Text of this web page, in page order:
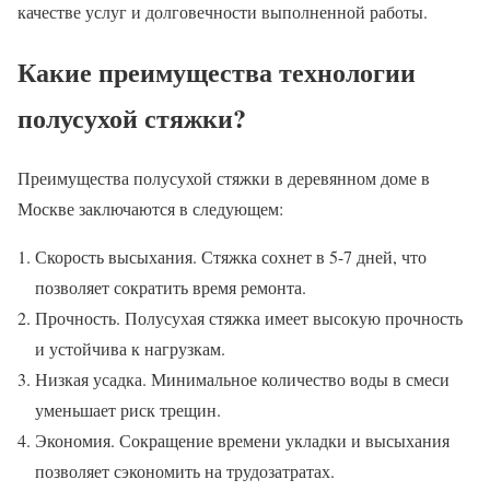
качестве услуг и долговечности выполненной работы.
Какие преимущества технологии
полусухой стяжки?
Преимущества полусухой стяжки в деревянном доме в
Москве заключаются в следующем:
Скорость высыхания. Стяжка сохнет в 5-7 дней, что
позволяет сократить время ремонта.
Прочность. Полусухая стяжка имеет высокую прочность
и устойчива к нагрузкам.
Низкая усадка. Минимальное количество воды в смеси
уменьшает риск трещин.
Экономия. Сокращение времени укладки и высыхания
позволяет сэкономить на трудозатратах.